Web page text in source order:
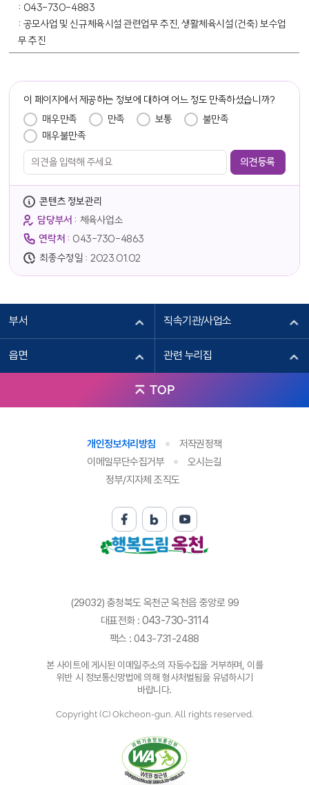
043-730-4883
공모사업 및 신규체육시설 관련업무 추진, 생활체육시설(건축) 보수업
무 추진
이 페이지에서 제공하는 정보에 대하여 어느 정도 만족하셨습니까?
매우만족 만족 보통
불만족
매우불만족
콘텐츠 정보관리
담당부서 : 체육사업소
연락처 : 043-730-4863
최종수정일 : 2023.01.02
부서 직속기관/사업소
읍면 관련 누리집
TOP
개인정보처리방침
저작권정책
이메일무단수집거부
오시는길
정부/지자체 조직도
(29032) 충청북도 옥천군 옥천읍 중앙로 99
대표전화 : 043-730-3114
팩스 : 043-731-2488
본 사이트에 게시된 이메일주소의 자동수집을 거부하며, 이를
위반 시 정보통신망법에 의해 형사처벌됨을 유념하시기
바랍니다.
Copyright (C) Okcheon-gun. All rights reserved.